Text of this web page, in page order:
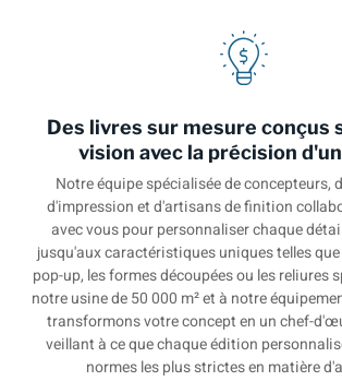
Des livres sur mesure conçus
vision avec la précision
Notre équipe spécialisée de concepteurs,
d'impression et d'artisans de finition
avec vous pour personnaliser chaque
jusqu'aux caractéristiques uniques telles
pop-up, les formes découpées ou les reliures
notre usine de 50 000 m² et à notre
transformons votre concept en un chef-
veillant à ce que chaque édition
normes les plus strictes en matière